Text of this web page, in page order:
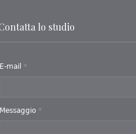
lo studio
E-mail *
Messaggio *